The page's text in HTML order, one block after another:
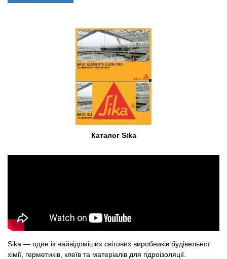
Каталог Sika
Sika — один із найвідоміших світових виробників будівельної
хімії, герметиків, клеїв та матеріалів для гідроізоляції.